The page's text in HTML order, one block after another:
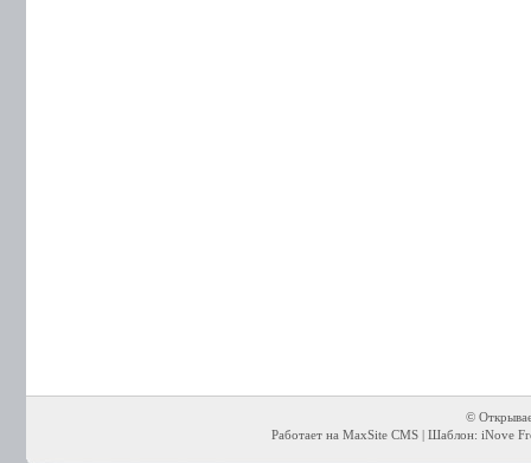
©
Работает на MaxSite CMS | Шаблон: iNove